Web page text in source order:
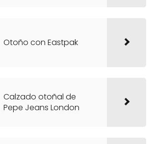
Otoño con Eastpak
Calzado otoñal de
Pepe Jeans London